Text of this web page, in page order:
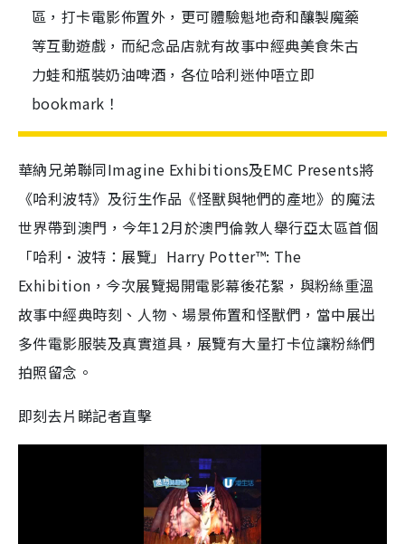
區，打卡電影佈置外，更可體驗魁地奇和釀製魔藥
等互動遊戲，而紀念品店就有故事中經典美食朱古
力蛙和瓶裝奶油啤酒，各位哈利迷仲唔立即
bookmark！
華納兄弟聯同Imagine Exhibitions及EMC Presents將
《哈利波特》及衍生作品《怪獸與牠們的產地》的魔法
世界帶到澳門，今年12月於澳門倫敦人舉行亞太區首個
「哈利·波特：展覽」Harry Potter™: The
Exhibition，今次展覽揭開電影幕後花絮，與粉絲重溫
故事中經典時刻、人物、場景佈置和怪獸們，當中展出
多件電影服裝及真實道具，展覽有大量打卡位讓粉絲們
拍照留念。
即刻去片睇記者直擊